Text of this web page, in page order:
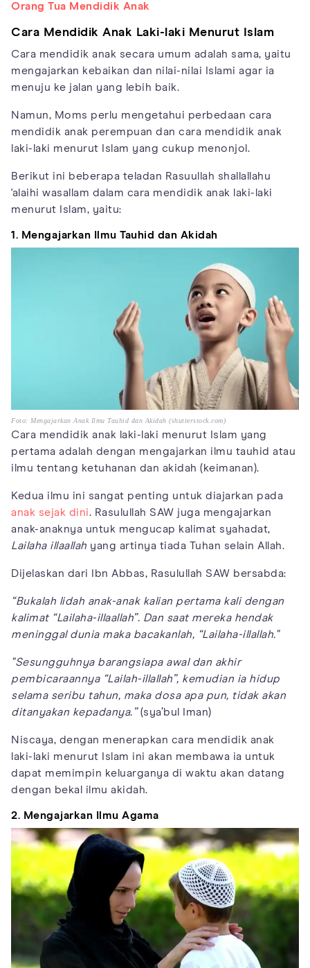
Orang Tua Mendidik Anak
Cara Mendidik Anak Laki-laki Menurut Islam
Cara mendidik anak secara umum adalah sama, yaitu
mengajarkan kebaikan dan nilai-nilai Islami agar ia
menuju ke jalan yang lebih baik.
Namun, Moms perlu mengetahui perbedaan cara
mendidik anak perempuan dan cara mendidik anak
laki-laki menurut Islam yang cukup menonjol.
Berikut ini beberapa teladan Rasuullah shallallahu
'alaihi wasallam dalam cara mendidik anak laki-laki
menurut Islam, yaitu:
1. Mengajarkan Ilmu Tauhid dan Akidah
Foto: Mengajarkan Anak Ilmu Tauhid dan Akidah (shutterstock.com)
Cara mendidik anak laki-laki menurut Islam yang
pertama adalah dengan mengajarkan ilmu tauhid atau
ilmu tentang ketuhanan dan akidah (keimanan).
Kedua ilmu ini sangat penting untuk diajarkan pada
anak sejak dini. Rasulullah SAW juga mengajarkan
anak-anaknya untuk mengucap kalimat syahadat,
Lailaha illaallah yang artinya tiada Tuhan selain Allah.
Dijelaskan dari Ibn Abbas, Rasulullah SAW bersabda:
“Bukalah lidah anak-anak kalian pertama kali dengan
kalimat “Lailaha-illaallah”. Dan saat mereka hendak
meninggal dunia maka bacakanlah, “Lailaha-illallah."
"Sesungguhnya barangsiapa awal dan akhir
pembicaraannya “Lailah-illallah”, kemudian ia hidup
selama seribu tahun, maka dosa apa pun, tidak akan
ditanyakan kepadanya.”(sya’bul Iman)
Niscaya, dengan menerapkan cara mendidik anak
laki-laki menurut Islam ini akan membawa ia untuk
dapat memimpin keluarganya di waktu akan datang
dengan bekal ilmu akidah.
2. Mengajarkan Ilmu Agama